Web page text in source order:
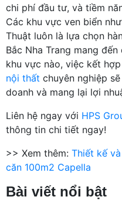
chi phí đầu tư, và tiềm
Các khu vực ven biển
Thuật luôn là lựa chọn
Bắc Nha Trang mang
khu vực nào, việc kết hợp
nội thất chuyên nghiệp
doanh và mang lại lợi
Liên hệ ngay với HPS
thông tin chi tiết ngay!
>> Xem thêm: Thiết kế
căn 100m2 Capella
Bài viết nổi bật